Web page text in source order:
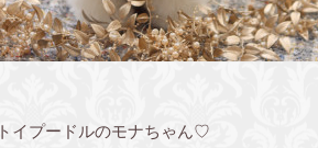
トイプードルのモナちゃん♡